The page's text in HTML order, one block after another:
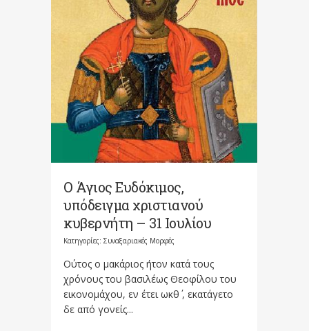
Ο Άγιος Ευδόκιμος,
υπόδειγμα χριστιανού
κυβερνήτη – 31 Ιουλίου
Κατηγορίες: Συναξαριακές Μορφές
Oύτος ο μακάριος ήτον κατά τους
χρόνους του βασιλέως Θεοφίλου του
εικονομάχου, εν έτει ωκθ΄ , εκατάγετο
δε από γονείς...